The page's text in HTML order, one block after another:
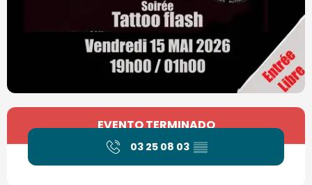
Horarios y datos de contacto
EVENTO TERMINADO
03 25 08 03 ▒▒